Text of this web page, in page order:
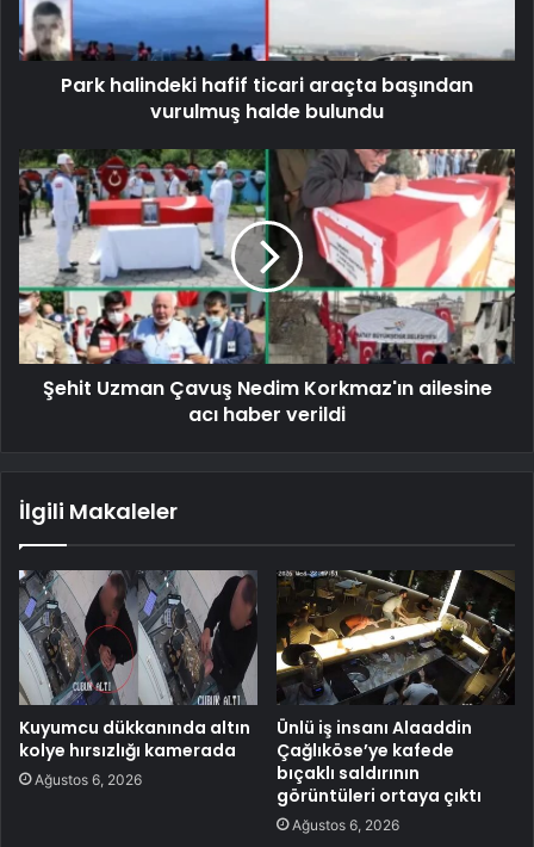
Park halindeki hafif ticari araçta başından
vurulmuş halde bulundu
Şehit Uzman Çavuş Nedim Korkmaz'ın ailesine
acı haber verildi
İlgili Makaleler
Kuyumcu dükkanında altın
kolye hırsızlığı kamerada
Ağustos 6, 2026
Ünlü iş insanı Alaaddin
Çağlıköse’ye kafede
bıçaklı saldırının
görüntüleri ortaya çıktı
Ağustos 6, 2026